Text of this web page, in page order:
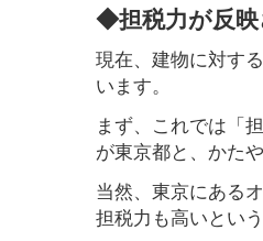
◆担税力が反映
現在、建物に対す
います。
まず、これでは「
が東京都と、かた
当然、東京にある
担税力も高いとい